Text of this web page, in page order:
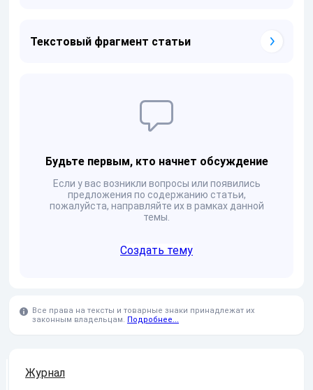
Текстовый фрагмент статьи
Будьте первым, кто начнет обсуждение
Если у вас возникли вопросы или появились
предложения по содержанию статьи,
пожалуйста, направляйте их в рамках данной
темы.
Создать тему
Все права на тексты и товарные знаки принадлежат их
законным владельцам. Подробнее...
Журнал